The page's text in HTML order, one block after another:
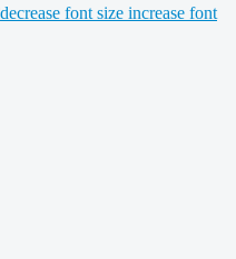
increase font